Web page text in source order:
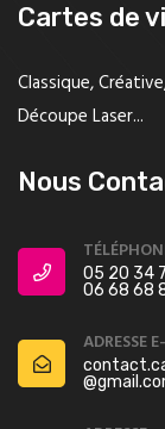
Cartes de
Classique,
Découpe Laser...
Nous
05 20 34
06 68 68
ADRESSE